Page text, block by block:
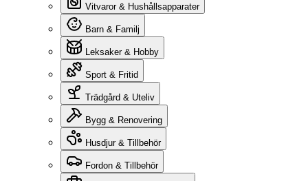
Vitvaror & Hushållsapparater
Barn & Familj
Leksaker & Hobby
Sport & Fritid
Trädgård & Uteliv
Bygg & Renovering
Husdjur & Tillbehör
Fordon & Tillbehör